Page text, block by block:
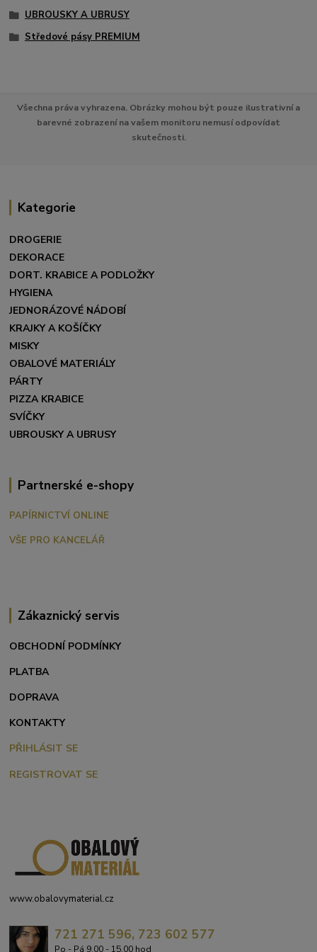
UBROUSKY A UBRUSY
Středové pásy PREMIUM
Všechna práva vyhrazena. Obrázky mohou být pouze ilustrativní a
barevné zobrazení na vašem monitoru nemusí odpovídat
skutečnosti.
Kategorie
DROGERIE
DEKORACE
DORT. KRABICE A PODLOŽKY
HYGIENA
JEDNORÁZOVÉ NÁDOBÍ
KRAJKY A KOŠÍČKY
MISKY
OBALOVÉ MATERIÁLY
PÁRTY
PIZZA KRABICE
SVÍČKY
UBROUSKY A UBRUSY
Partnerské e-shopy
PAPÍRNICTVÍ ONLINE
VŠE PRO KANCELÁŘ
Zákaznický servis
OBCHODNÍ PODMÍNKY
PLATBA
DOPRAVA
KONTAKTY
PŘIHLÁSIT SE
REGISTROVAT SE
www.obalovymaterial.cz
721 271 596, 723 602 577
Po - Pá 9,00 - 15,00 hod